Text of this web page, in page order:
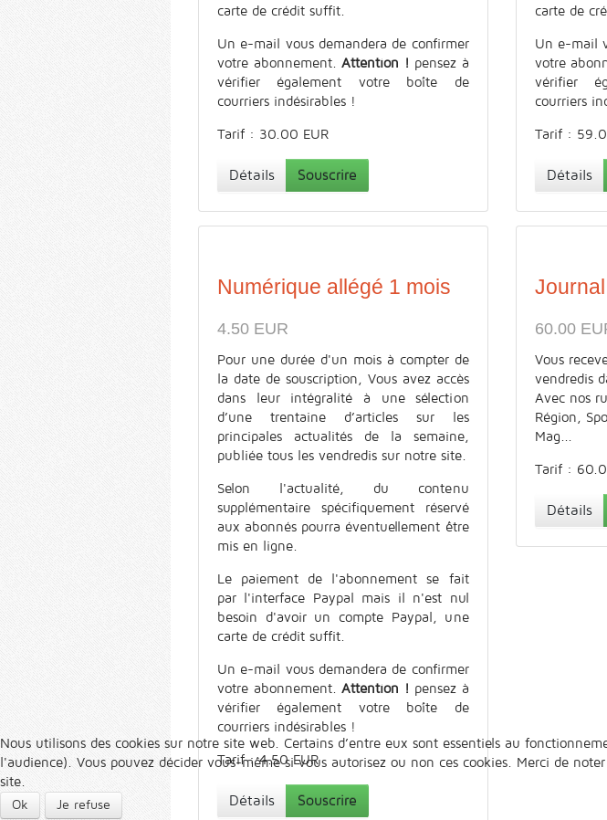
carte de crédit suffit.
Un e-mail vous demandera de confirmer
votre abonnement. Attention ! pensez à
vérifier également votre boîte de
courriers indésirables !
Tarif : 30.00 EUR
Détails Souscrire
carte de
Un e-mail
votre
vérifier
courriers
Tarif :
Détails
Numérique allégé 1 mois
4.50 EUR
Pour une durée d'un mois à compter de
la date de souscription, Vous avez accès
dans leur intégralité à une sélection
d’une trentaine d’articles sur les
principales actualités de la semaine,
publiée tous les vendredis sur notre site.
Selon l'actualité, du contenu
supplémentaire spécifiquement réservé
aux abonnés pourra éventuellement être
mis en ligne.
Le paiement de l'abonnement se fait
par l'interface Paypal mais il n'est nul
besoin d'avoir un compte Paypal, une
carte de crédit suffit.
Un e-mail vous demandera de confirmer
votre abonnement. Attention ! pensez à
vérifier également votre boîte de
courriers indésirables !
Tarif : 4.50 EUR
Détails Souscrire
60.00
Vous
vendredis
Avec nos
Région,
Mag...
Tarif :
Détails
Nous utilisons des cookies sur notre site web. Certains d’entre eux sont essentiels au
l'audience). Vous pouvez décider vous-même si vous autorisez ou non ces cookies. Merci de
site.
Ok Je refuse